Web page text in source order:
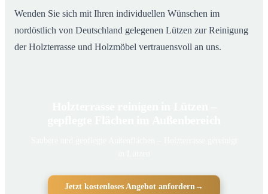
Wenden Sie sich mit Ihren individuellen Wünschen im
nordöstlich von Deutschland gelegenen Lützen zur Reinigung
der Holzterrasse und Holzmöbel vertrauensvoll an uns.
Jetzt kostenloses Angebot anfordern→